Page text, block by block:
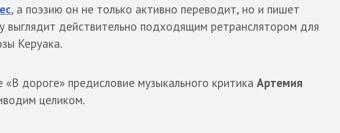
, а поэзию он не только активно переводит, но и пишет
выглядит действительно подходящим ретранслятором для
Керуака.
дороге» предисловие музыкального критика Артемия
целиком.